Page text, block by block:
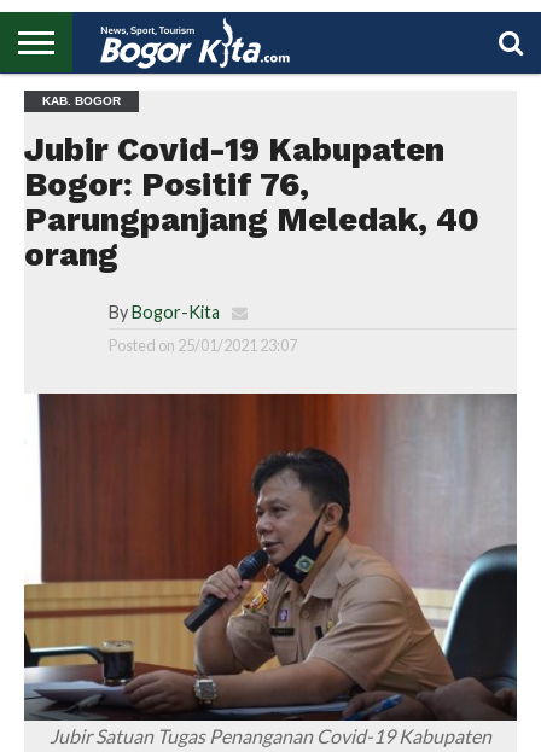
BOGOR
REGIONAL
NASIONAL
PENDIDIKAN
WISATA
OLAHRAGA
LAPORAN
PROFIL
KAB. BOGOR
Jubir Covid-19 Kabupaten
Bogor: Positif 76,
Parungpanjang Meledak, 40
orang
By Bogor-Kita
Posted on 25/01/2021 23:07
Jubir Satuan Tugas Penanganan Covid-19 Kabupaten